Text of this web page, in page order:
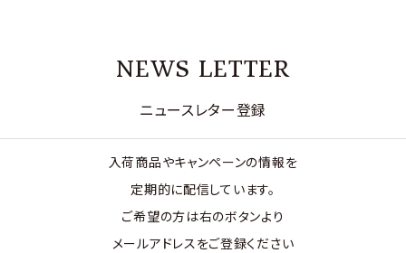
NEWS LETTER
ニュースレター登録
入荷商品やキャンペーンの情報を
定期的に配信しています。
ご希望の方は右のボタンより
メールアドレスをご登録ください